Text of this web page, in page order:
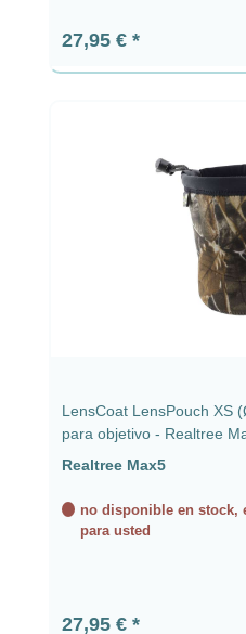
Precio normal:
27,95 €
LensCoat LensPouch XS
para objetivo - Realtree
Realtree Max5
no disponible en stock,
para usted
Precio normal:
27,95 €